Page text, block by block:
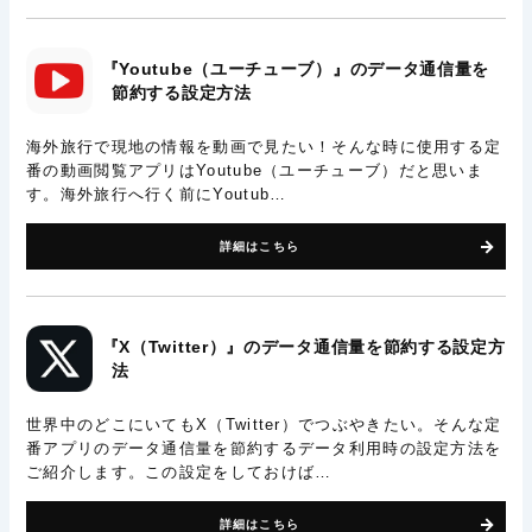
『Youtube（ユーチューブ）』のデータ通信量を
節約する設定方法
海外旅行で現地の情報を動画で見たい！そんな時に使用する定
番の動画閲覧アプリはYoutube（ユーチューブ）だと思いま
す。海外旅行へ行く前にYoutub…
詳細はこちら
『X（Twitter）』のデータ通信量を節約する設定方
法
世界中のどこにいてもX（Twitter）でつぶやきたい。そんな定
番アプリのデータ通信量を節約するデータ利用時の設定方法を
ご紹介します。この設定をしておけば…
詳細はこちら